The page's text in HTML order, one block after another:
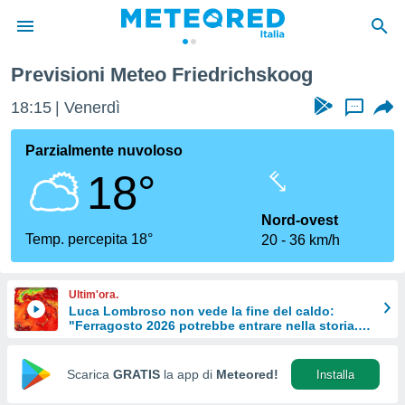
di
per
le
di
Web
Previsioni Meteo Friedrichskoog
18:15 Venerdì ...
Parzialmente nuvoloso
18°
Temp. percepita 18°
Nord-ovest
20
36 km/h
Ultim'ora.
Luca Lombroso non vede la fine del caldo:
"Ferragosto 2026 potrebbe entrare nella storia.
Scarica GRATIS la app di Meteored! Installa